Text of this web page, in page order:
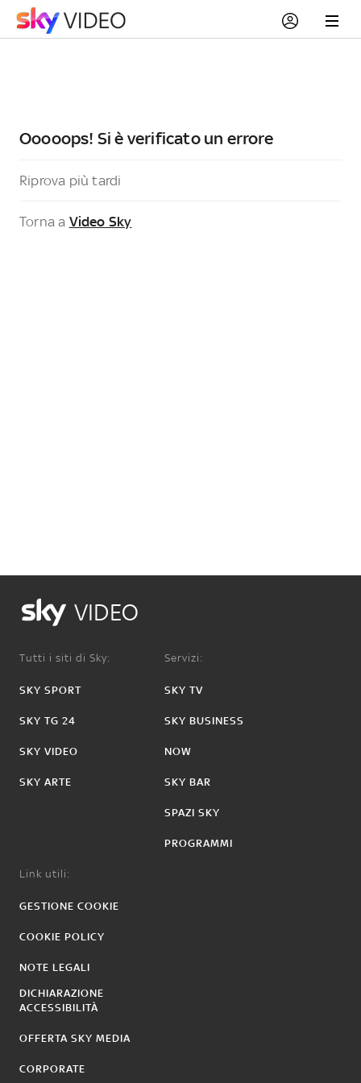
Ooooops! Si è verificato un errore
Riprova più tardi
Torna a Video Sky
VIDEO
Tutti i siti di Sky:
SKY SPORT
SKY TG 24
SKY VIDEO
SKY ARTE
Servizi:
SKY TV
SKY BUSINESS
NOW
SKY BAR
SPAZI SKY
PROGRAMMI
Link utili:
GESTIONE COOKIE
COOKIE POLICY
NOTE LEGALI
DICHIARAZIONE
ACCESSIBILITÀ
OFFERTA SKY MEDIA
CORPORATE